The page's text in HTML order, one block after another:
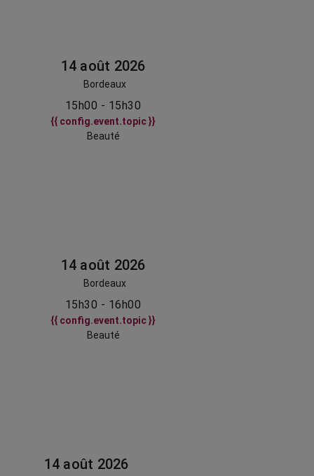
14 août 2026
Bordeaux
15h00 - 15h30
{{ config.event.topic }}
Beauté
14 août 2026
Bordeaux
15h30 - 16h00
{{ config.event.topic }}
Beauté
14 août 2026